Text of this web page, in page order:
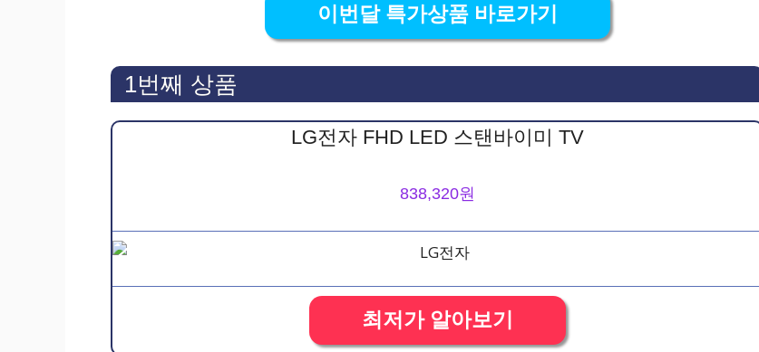
이번달 특가상품 바로가기
1번째 상품
LG전자 FHD LED 스탠바이미 TV
838,320원
최저가 알아보기